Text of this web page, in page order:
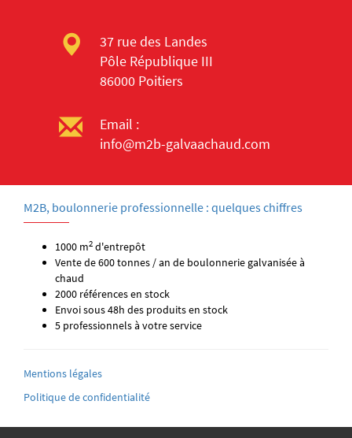
37 rue des Landes
Pôle République III
86000 Poitiers
Email :
info@m2b-galvaachaud.com
M2B, boulonnerie professionnelle : quelques chiffres
1000 m2 d'entrepôt
Vente de 600 tonnes / an de boulonnerie galvanisée à
chaud
2000 références en stock
Envoi sous 48h des produits en stock
5 professionnels à votre service
Mentions légales
Politique de confidentialité